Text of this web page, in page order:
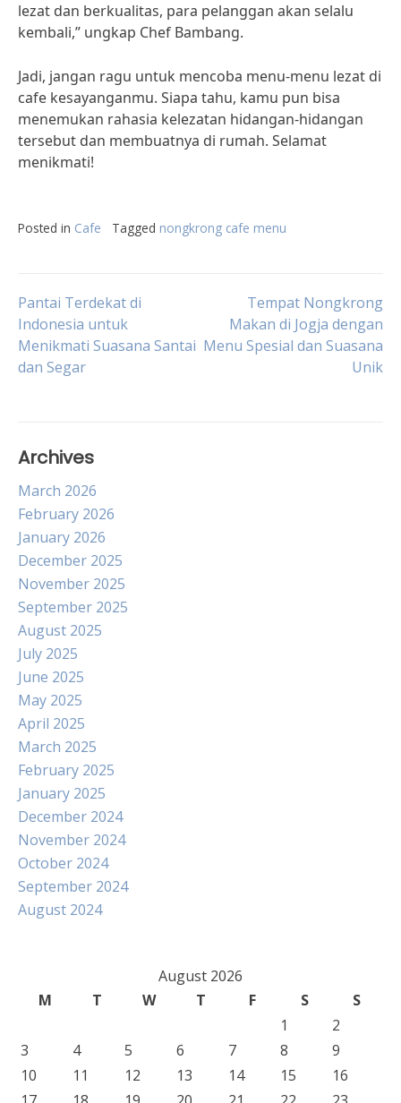
lezat dan berkualitas, para pelanggan akan selalu
kembali,” ungkap Chef Bambang.
Jadi, jangan ragu untuk mencoba menu-menu lezat di
cafe kesayanganmu. Siapa tahu, kamu pun bisa
menemukan rahasia kelezatan hidangan-hidangan
tersebut dan membuatnya di rumah. Selamat
menikmati!
Posted in Cafe Tagged nongkrong cafe menu
Post
navigation
Pantai Terdekat di
Indonesia untuk
Menikmati Suasana Santai
dan Segar
Tempat Nongkrong
Makan di Jogja dengan
Menu Spesial dan Suasana
Unik
Archives
March 2026
February 2026
January 2026
December 2025
November 2025
September 2025
August 2025
July 2025
June 2025
May 2025
April 2025
March 2025
February 2025
January 2025
December 2024
November 2024
October 2024
September 2024
August 2024
August 2026
M
T W T F S
S
1
2
3
4 5 6 7 8
9
10
11 12 13 14 15
16